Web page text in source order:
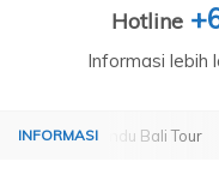
Hotline
Informasi lebih
by Pandu Bali Tour